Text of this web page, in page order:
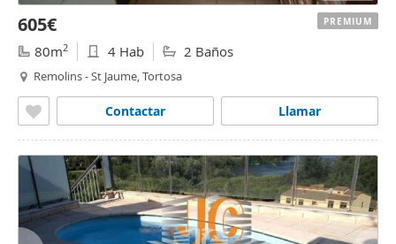
605€
80m2 4 Hab 2 Baños
Remolins - St Jaume, Tortosa
Llamar
Contactar
PREMIUM